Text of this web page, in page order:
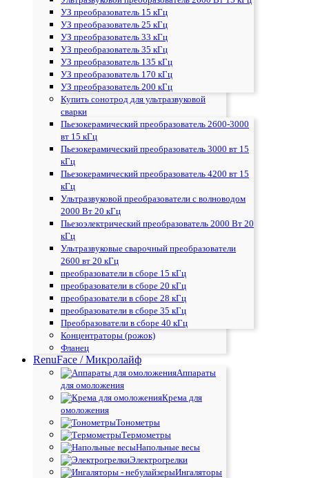
УЗ преобразователь 15 кГц
УЗ преобразователь 25 кГц
УЗ преобразователь 33 кГц
УЗ преобразователь 35 кГц
УЗ преобразователь 135 кГц
УЗ преобразователь 170 кГц
УЗ преобразователь 200 кГц
Купить сонотрод для ультразвуковой
сварки
Пьезокерамический преобразователь 2600-3000
вт 15 кГц
Пьезокерамический преобразователь 3000 вт 15
кГц
Пьезокерамический преобразователь 4200 вт 15
кГц
Ультразвуковой преобразователи с волноводом
2000 Вт 20 кГц
Пьезоэлектрический преобразователь 2000 Вт 20
кГц
Ультразвуковые сварочный преобразователи
2600 вт 20 кГц
преобразователи в сборе 15 кГц
преобразователи в сборе 20 кГц
преобразователи в сборе 28 кГц
преобразователи в сборе 35 кГц
Преобразователи в сборе 40 кГц
Концентраторы (рожок)
Фланец
RenuFace / Микролайф
Аппараты
для омоложения
Крема для
омоложения
Тонометры
Термометры
Напольные весы
Электрогрелки
Ингаляторы